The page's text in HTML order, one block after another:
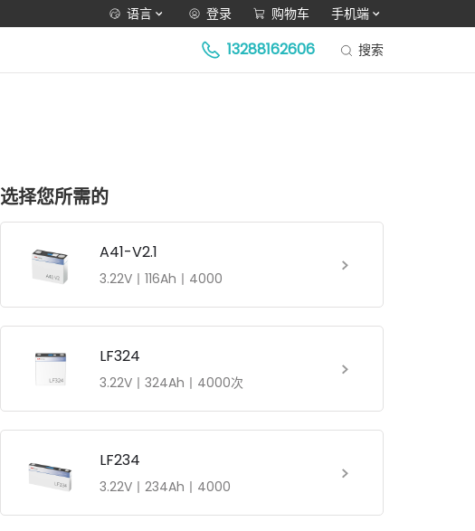
语言 登录 购物车
手机端
13288162606 搜索
选择您所需的
A41-V2.1
3.22V丨116Ah丨4000
LF324
3.22V丨324Ah丨4000次
LF234
3.22V丨234Ah丨4000